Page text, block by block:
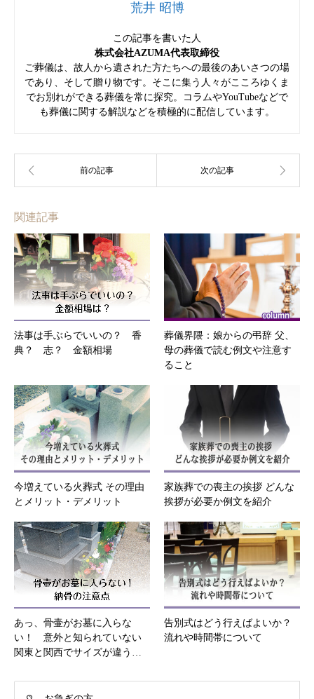
荒井 昭博
この記事を書いた人
株式会社AZUMA代表取締役
ご葬儀は、故人から遺された方たちへの最後のあいさつの場
であり、そして贈り物です。そこに集う人々がこころゆくま
でお別れができる葬儀を常に探究。コラムやYouTubeなどで
も葬儀に関する解説などを積極的に配信しています。
関連記事
法事は手ぶらでいいの？ 香
典？ 志？ 金額相場
葬儀界隈：娘からの弔辞 父、
母の葬儀で読む例文や注意す
ること
今増えている火葬式 その理由
とメリット・デメリット
家族葬での喪主の挨拶 どんな
挨拶が必要か例文を紹介
あっ、骨壷がお墓に入らな
い！ 意外と知られていない
関東と関西でサイズが違う…
告別式はどう行えばよいか？
流れや時間帯について